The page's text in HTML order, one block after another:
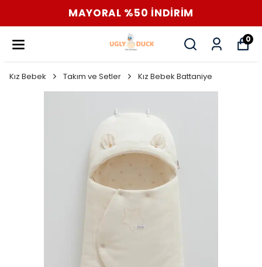
MAYORAL %50 İNDİRİM
0
Kız Bebek Takım ve Setler Kız Bebek Battaniye